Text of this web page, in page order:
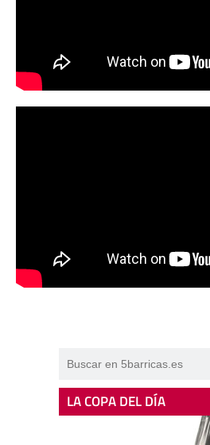
LA COPA DEL DÍA